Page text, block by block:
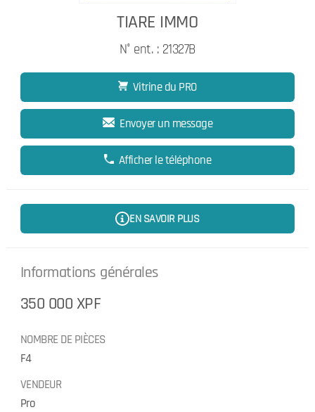
TIARE IMMO
N° ent. : 21327B
Vitrine du PRO
Envoyer un message
Afficher le téléphone
EN SAVOIR PLUS
Informations générales
350 000 XPF
NOMBRE DE PIÈCES
F4
VENDEUR
Pro